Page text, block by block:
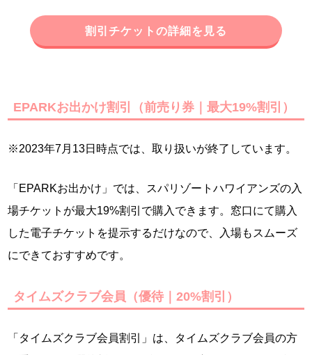
割引チケットの詳細を見る
EPARKお出かけ割引（前売り券｜最大19%割引）
※2023年7月13日時点では、取り扱いが終了しています。
「EPARKお出かけ」では、スパリゾートハワイアンズの入
場チケットが最大19%割引で購入できます。窓口にて購入
した電子チケットを提示するだけなので、入場もスムーズ
にできておすすめです。
タイムズクラブ会員（優待｜20%割引）
「タイムズクラブ会員割引」は、タイムズクラブ会員の方